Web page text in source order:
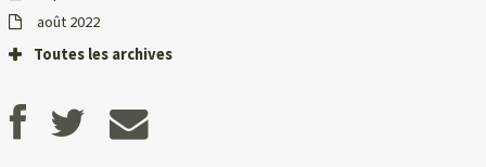
août 2022
Toutes les archives